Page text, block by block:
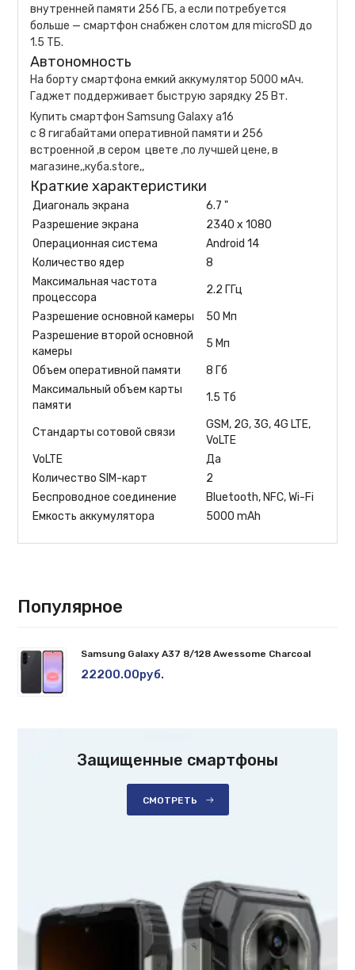
внутренней памяти 256 ГБ, а если потребуется
больше — смартфон снабжен слотом для microSD до
1.5 ТБ.
Автономность
На борту смартфона емкий аккумулятор 5000 мАч.
Гаджет поддерживает быструю зарядку 25 Вт.
Купить смартфон Samsung Galaxy a16
c 8 гигабайтами оперативной памяти и 256
встроенной ,в сером цвете ,по лучшей цене, в
магазине,,куба.store,,
Краткие характеристики
Диагональ экрана
6.7 "
Разрешение экрана
2340 x 1080
Операционная система
Android 14
Количество ядер
8
Максимальная частота
процессора
2.2 ГГц
Разрешение основной камеры
50 Мп
Разрешение второй основной
камеры
5 Мп
Объем оперативной памяти
8 Гб
Максимальный объем карты
памяти
1.5 Тб
Стандарты сотовой связи
GSM, 2G, 3G, 4G LTE,
VoLTE
VoLTE
Да
Количество SIM-карт
2
Беспроводное соединение
Bluetooth, NFC, Wi-Fi
Емкость аккумулятора
5000 mAh
Популярное
Samsung Galaxy A37 8/128 Awessome Charcoal
22200.00руб.
Защищенные смартфоны
СМОТРЕТЬ